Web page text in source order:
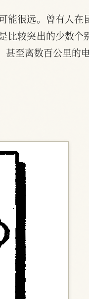
能很远。曾有人
比较突出的少数个
至离数百公里的电